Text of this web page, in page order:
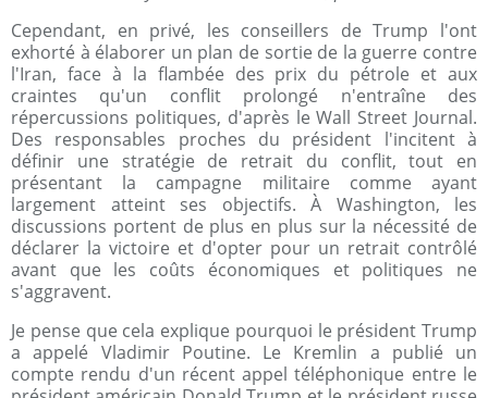
Cependant, en privé, les conseillers de Trump l'ont
exhorté à élaborer un plan de sortie de la guerre contre
l'Iran, face à la flambée des prix du pétrole et aux
craintes qu'un conflit prolongé n'entraîne des
répercussions politiques, d'après le Wall Street Journal.
Des responsables proches du président l'incitent à
définir une stratégie de retrait du conflit, tout en
présentant la campagne militaire comme ayant
largement atteint ses objectifs. À Washington, les
discussions portent de plus en plus sur la nécessité de
déclarer la victoire et d'opter pour un retrait contrôlé
avant que les coûts économiques et politiques ne
s'aggravent.
Je pense que cela explique pourquoi le président Trump
a appelé Vladimir Poutine. Le Kremlin a publié un
compte rendu d'un récent appel téléphonique entre le